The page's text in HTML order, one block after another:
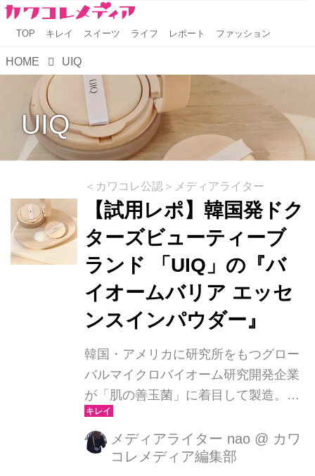
TOP キレイ スイーツ ライフ レポート ファッション
HOME UIQ
UIQ
＜カワコレ公認＞メディアライター
【試用レポ】韓国発ドク
ターズビューティーブ
ランド 「UIQ」の『バ
イオームバリア エッセ
ンスインパウダー』
韓国・アメリカに研究所をもつグロー
バルマイクロバイオーム研究開発企業
が「肌の善玉菌」に着目して製造。
「UIQ」日本本格上陸します！
メディアライター nao @ カワ
コレメディア編集部